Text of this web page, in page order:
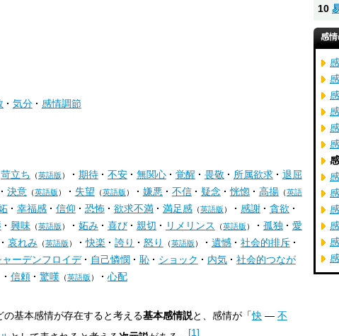
気分
感情調節
苛立ち （英語版） 期待 不安 無関心 覚醒 畏敬 所属欲求
退屈
決意（英語版） 失望 （英語版） 嫌悪 不信 疑念 恍惚 高揚（英語
幸福感 信仰 恐怖 欲求不満 満足感（英語版） 感謝
貪欲
興味（英語版） 妬み 喜び 親切 リメリンス （英語版） 孤独
愛
哀れみ（英語版） 快楽 誇り 怒り （英語版） 遺憾
社会的排斥
ャーデンフロイデ 自己憐憫 恥 ショック 内気
社会的つなが
信頼 驚嘆（英語版）
心配
の基本感情が存在すると考える基本感情説と、感情が「快― 不
[1]
10
感